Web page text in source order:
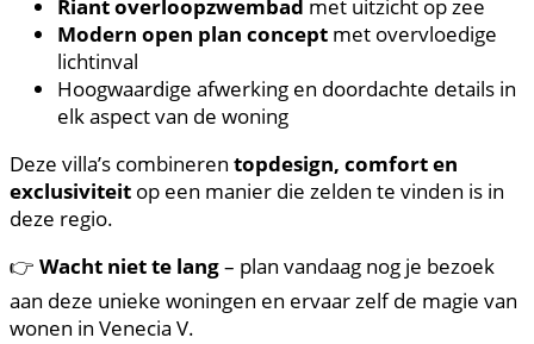
Riant overloopzwembad met uitzicht op zee
Modern open plan concept met overvloedige
lichtinval
Hoogwaardige afwerking en doordachte details in
elk aspect van de woning
Deze villa’s combineren topdesign, comfort en
exclusiviteit op een manier die zelden te vinden is in
deze regio.
👉 Wacht niet te lang– plan vandaag nog je bezoek
aan deze unieke woningen en ervaar zelf de magie van
wonen in Venecia V.